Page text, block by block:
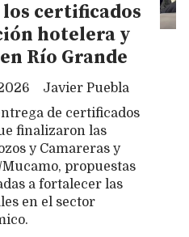
certificados
hotelera y
Río Grande
Javier Puebla
de certificados
finalizaron las
y Camareras y
propuestas
a fortalecer las
en el sector